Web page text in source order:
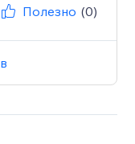
Полезно (0)